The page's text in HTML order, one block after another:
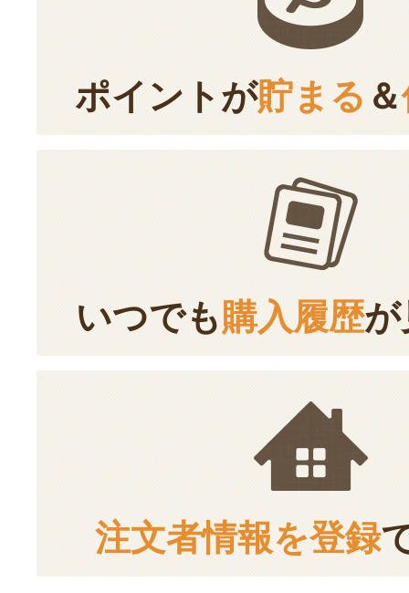
ポイントが貯まる ＆
いつでも購入履歴が
注文者情報を登録